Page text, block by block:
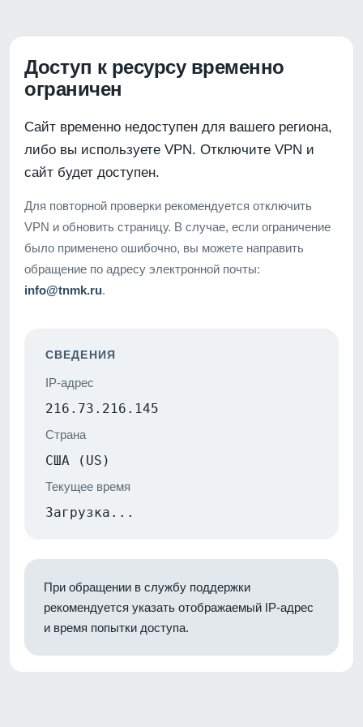
Доступ к ресурсу временно
ограничен
Сайт временно недоступен для вашего региона,
либо вы используете VPN. Отключите VPN и
сайт будет доступен.
Для повторной проверки рекомендуется отключить
VPN и обновить страницу. В случае, если ограничение
было применено ошибочно, вы можете направить
обращение по адресу электронной почты:
info@tnmk.ru.
СВЕДЕНИЯ
IP-адрес
216.73.216.145
Страна
США (US)
Текущее время
Загрузка...
При обращении в службу поддержки
рекомендуется указать отображаемый IP-адрес
и время попытки доступа.